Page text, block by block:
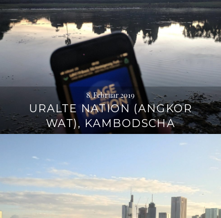
8. Februar 2019
URALTE NATION (ANGKOR
WAT), KAMBODSCHA